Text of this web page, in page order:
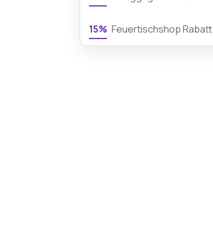
15% Feuertischshop Rabatt